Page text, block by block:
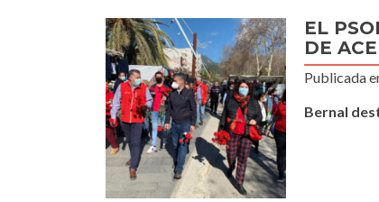
EL
DE
Publicada
Bernal